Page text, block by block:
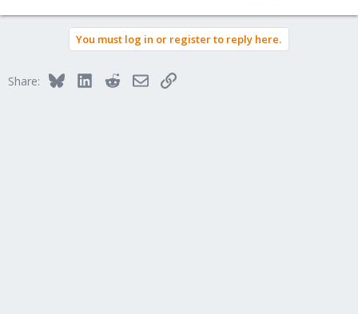
You must log in or register to reply here.
Share: BlueskyLinkedInRedditEmailLink